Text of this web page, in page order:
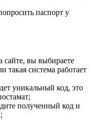
паспорт у
сайте, вы выбираете
такая система работает
уникальный код, это
полученный код и